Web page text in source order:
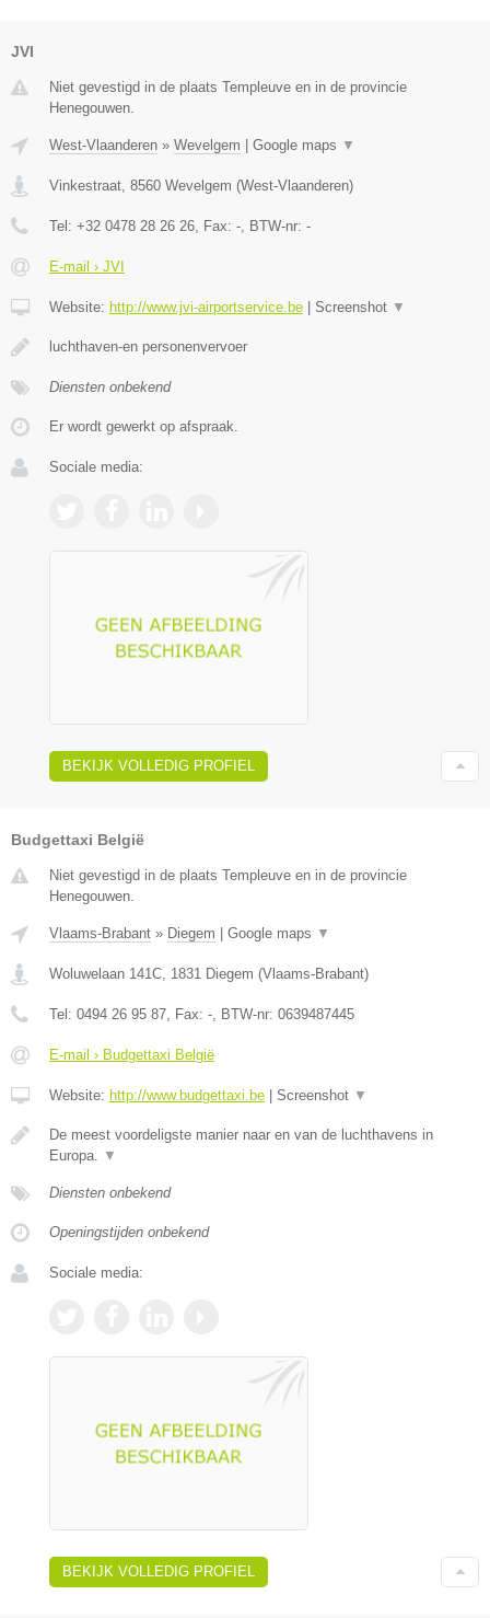
JVI
Niet gevestigd in de plaats Templeuve en in de provincie
Henegouwen.
West-Vlaanderen » Wevelgem Google maps ▼
Vinkestraat, 8560 Wevelgem (West-Vlaanderen)
Tel: +32 0478 28 26 26, Fax: -, BTW-nr: -
E-mail › JVI
Website: http://www.jvi-airportservice.be Screenshot ▼
luchthaven-en personenvervoer
Diensten onbekend
Er wordt gewerkt op afspraak.
Sociale media:
BEKIJK VOLLEDIG PROFIEL
Budgettaxi België
Niet gevestigd in de plaats Templeuve en in de provincie
Henegouwen.
Vlaams-Brabant » Diegem Google maps ▼
Woluwelaan 141C 1831 Diegem (Vlaams-Brabant)
Tel: 0494 26 95 87 , Fax: - , BTW-nr: 0639487445
E-mail › Budgettaxi België
Website: http://www.budgettaxi.be Screenshot ▼
De meest voordeligste manier naar en van de luchthavens in
Europa.
▼
Diensten onbekend
Openingstijden onbekend
Sociale media:
BEKIJK VOLLEDIG PROFIEL